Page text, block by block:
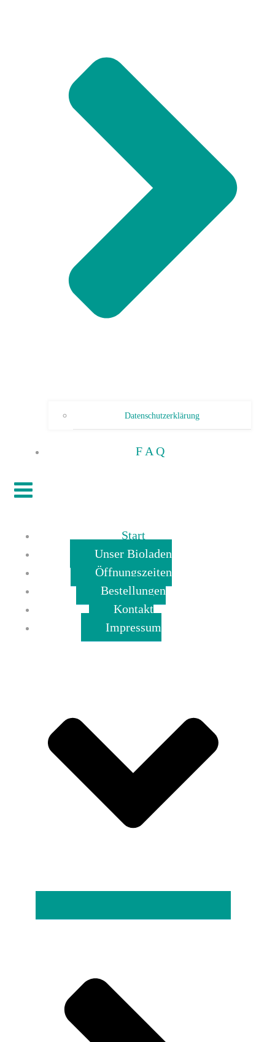
Datenschutzerklärung
F A Q
Start
Unser Bioladen
Öffnungszeiten
Bestellungen
Kontakt
Impressum